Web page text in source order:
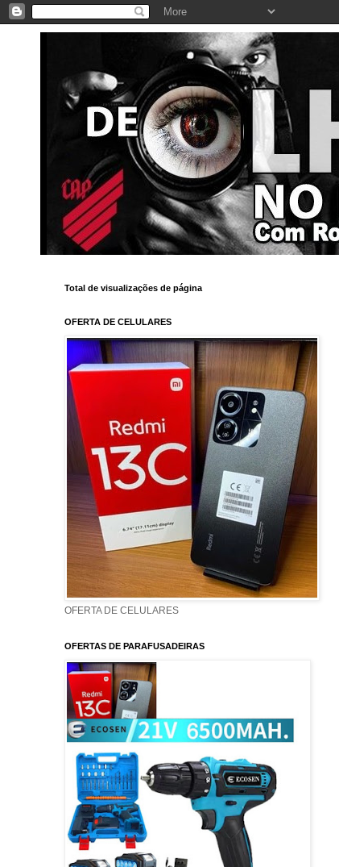
Total de visualizações de página
OFERTA DE CELULARES
OFERTA DE CELULARES
OFERTAS DE PARAFUSADEIRAS